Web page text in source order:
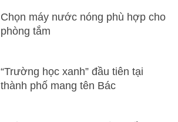
Chọn máy nước nóng phù hợp cho
phòng tắm
“Trường học xanh” đầu tiên tại
thành phố mang tên Bác